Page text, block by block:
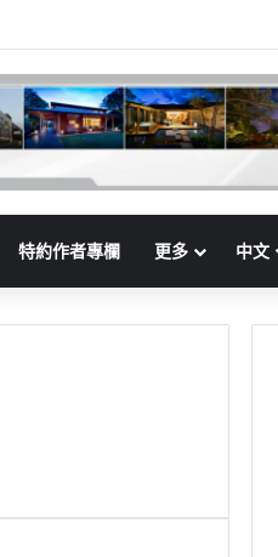
特約作者專欄 更多 中文